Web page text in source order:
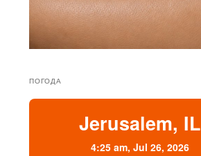
ПОГОДА
Jerusalem, IL
4:25 am,Jul 26, 2026